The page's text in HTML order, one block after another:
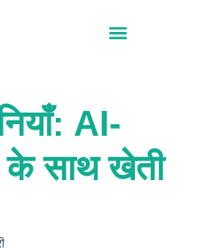
AI-
के साथ खेती